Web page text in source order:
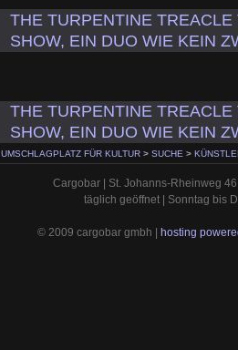
THE TURPENTINE
SHOW, EIN DUO WIE KEIN
THE TURPENTINE
SHOW, EIN DUO WIE KEIN
FÜR KULTUR > SUCHE >
Cargobar | St. Johanns-Rheinweg
täglich geöffnet | Sonntag bis
© 2009 cargobar gmbh | hosting